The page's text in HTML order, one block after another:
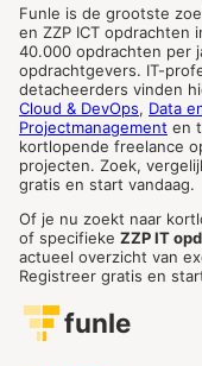
Funle is de grootste
en ZZP ICT opdrachten
40.000 opdrachten per
opdrachtgevers. IT-
detacheerders vinden
Cloud & DevOps, Data
Projectmanagement en
kortlopende freelance
projecten. Zoek,
gratis en start vandaag.
Of je nu zoekt naar
of specifieke ZZP IT
actueel overzicht van
Registreer gratis en
funle